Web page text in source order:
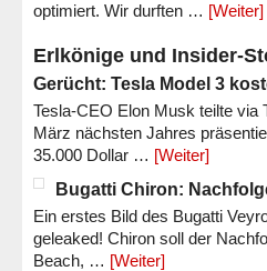
optimiert. Wir durften … [Weiter]
Erlkönige und Insider-
Gerücht: Tesla Model 3
Tesla-CEO Elon Musk teilte via
März nächsten Jahres
35.000 Dollar … [Weiter]
Bugatti Chiron:
Ein erstes Bild des Bugatti
geleaked! Chiron soll der
Beach, … [Weiter]